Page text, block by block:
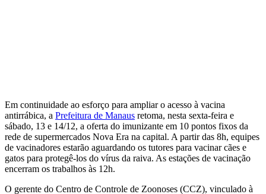
Em continuidade ao esforço para ampliar o acesso à vacina
antirrábica, a Prefeitura de Manaus retoma, nesta sexta-feira e
sábado, 13 e 14/12, a oferta do imunizante em 10 pontos fixos da
rede de supermercados Nova Era na capital. A partir das 8h, equipes
de vacinadores estarão aguardando os tutores para vacinar cães e
gatos para protegê-los do vírus da raiva. As estações de vacinação
encerram os trabalhos às 12h.
O gerente do Centro de Controle de Zoonoses (CCZ), vinculado à